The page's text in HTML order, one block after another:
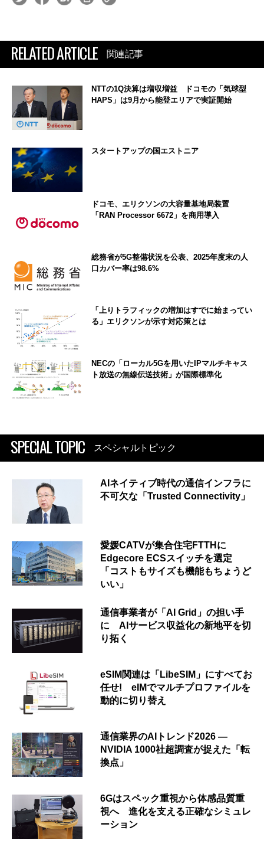
RELATED ARTICLE 関連記事
NTTの1Q決算は増収増益 ドコモの「気球型
HAPS」は9月から能登エリアで実証開始
スタートアップの国エストニア
ドコモ、エリクソンの大容量基地局装置
「RAN Processor 6672」を商用導入
総務省が5G整備状況を公表、2025年度末の人
口カバー率は98.6%
「上りトラフィックの増加はすでに始まってい
る」エリクソンが示す対応策とは
NECの「ローカル5Gを用いたIPマルチキャス
ト放送の無線伝送技術」が国際標準化
SPECIAL TOPIC スペシャルトピック
AIネイティブ時代の通信インフラに
不可欠な「Trusted Connectivity」
愛媛CATVが集合住宅FTTHに
Edgecore ECSスイッチを選定
「コストもサイズも機能もちょうど
いい」
通信事業者が「AI Grid」の担い手
に AIサービス収益化の新地平を切
り拓く
eSIM関連は「LibeSIM」にすべてお
任せ! eIMでマルチプロファイルを
動的に切り替え
通信業界のAIトレンド2026 ―
NVIDIA 1000社超調査が捉えた「転
換点」
6Gはスペック重視から体感品質重
視へ 進化を支える正確なシミュレ
ーション